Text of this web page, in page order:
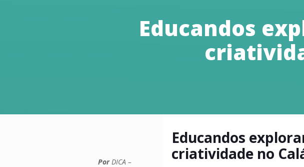
Educandos
Educandos
criatividade no
PorDICA –